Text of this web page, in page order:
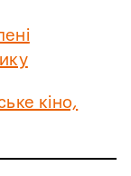
кіно,